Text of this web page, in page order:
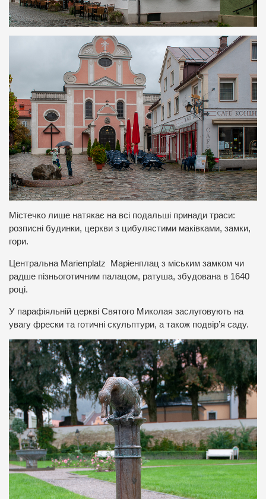
Містечко лише натякає на всі подальші принади траси:
розписні будинки, церкви з цибулястими маківками, замки,
гори.
Центральна Marienplatz Маріенплац з міським замком чи
радше пізньоготичним палацом, ратуша, збудована в 1640
році.
У парафіяльній церкві Святого Миколая заслуговують на
увагу фрески та готичні скульптури, а також подвір’я саду.